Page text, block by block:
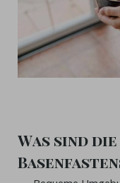
Was sind